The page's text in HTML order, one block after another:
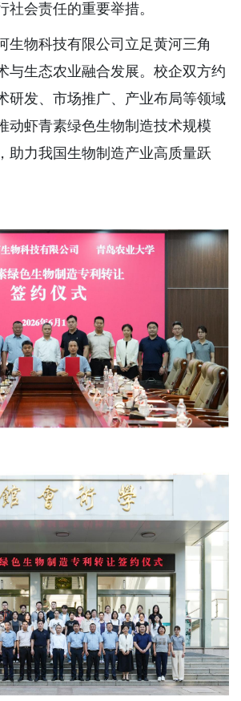
社会责任的重要举措。
生物科技有限公司立足黄河三角
与生态农业融合发展。校企双方约
研发、市场推广、产业布局等领域
动虾青素绿色生物制造技术规模
助力我国生物制造产业高质量跃